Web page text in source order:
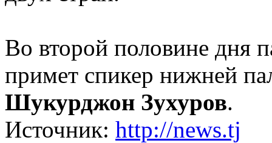
Во второй половине дня
примет спикер нижней
Шукурджон Зухуров.
Источник: http://news.tj